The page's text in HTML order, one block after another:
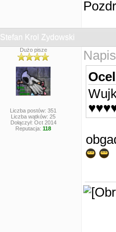
Stefan Krol Zydowski
Dużo pisze
Liczba postów: 351
Liczba wątków: 25
Dołączył: Oct 2014
Reputacja: 118